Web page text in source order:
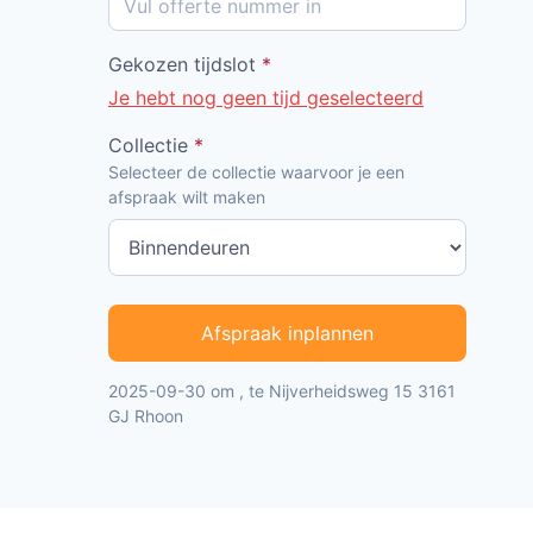
Gekozen tijdslot *
Je hebt nog geen tijd geselecteerd
Collectie *
Selecteer de collectie waarvoor je een
afspraak wilt maken
Afspraak inplannen
2025-09-30 om , te Nijverheidsweg 15 3161
GJ Rhoon